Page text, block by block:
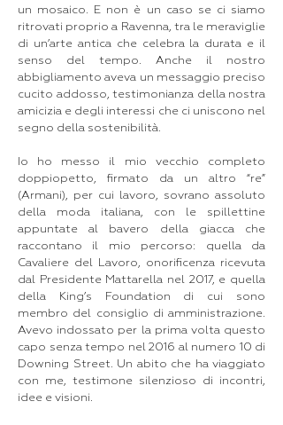
un mosaico. E non è un caso se ci siamo
ritrovati proprio a Ravenna, tra le meraviglie
di un’arte antica che celebra la durata e il
senso del tempo. Anche il nostro
abbigliamento aveva un messaggio preciso
cucito addosso, testimonianza della nostra
amicizia e degli interessi che ci uniscono nel
segno della sostenibilità.
Io ho messo il mio vecchio completo
doppiopetto, firmato da un altro “re”
(Armani), per cui lavoro, sovrano assoluto
della moda italiana, con le spillettine
appuntate al bavero della giacca che
raccontano il mio percorso: quella da
Cavaliere del Lavoro, onorificenza ricevuta
dal Presidente Mattarella nel 2017, e quella
della King’s Foundation di cui sono
membro del consiglio di amministrazione.
Avevo indossato per la prima volta questo
capo senza tempo nel 2016 al numero 10 di
Downing Street. Un abito che ha viaggiato
con me, testimone silenzioso di incontri,
idee e visioni.